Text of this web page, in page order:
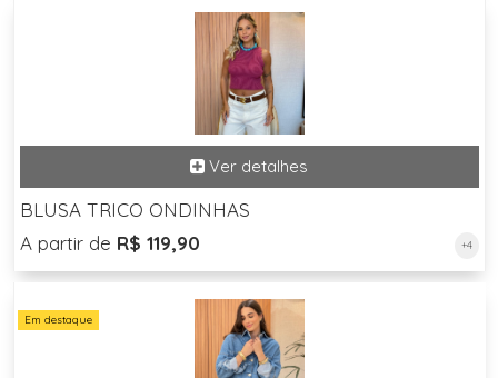
BLUSA TRICO ONDINHAS
A partir de R$ 119,90 +4
Em destaque